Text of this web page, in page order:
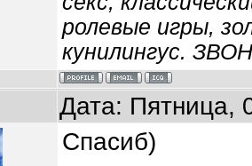
ролевые игры,
кунилингус.
Дата: Пятница,
Спасиб)